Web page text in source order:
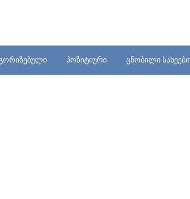
პოზიტიური ცნობილი სახეები